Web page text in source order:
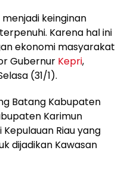
keinginan
Karena hal ini
ekonomi masyarakat
Gubernur Kepri,
(31/1).
Batang Kabupaten
Karimun
Riau yang
dijadikan Kawasan